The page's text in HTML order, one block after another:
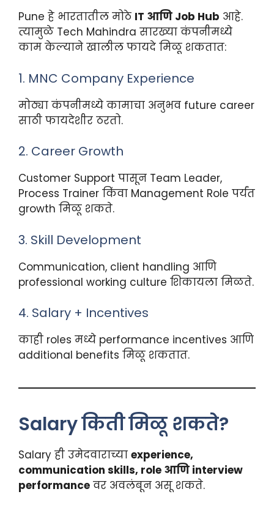
Pune हे भारतातील मोठे IT आणि Job Hub आहे.
त्यामुळे Tech Mahindra सारख्या कंपनीमध्ये
काम केल्याने खालील फायदे मिळू शकतात:
1. MNC Company Experience
मोठ्या कंपनीमध्ये कामाचा अनुभव future career
साठी फायदेशीर ठरतो.
2. Career Growth
Customer Support पासून Team Leader,
Process Trainer किंवा Management Role पर्यंत
growth मिळू शकते.
3. Skill Development
Communication, client handling आणि
professional working culture शिकायला मिळते.
4. Salary + Incentives
काही roles मध्ये performance incentives आणि
additional benefits मिळू शकतात.
Salary किती मिळू शकते?
Salary ही उमेदवाराच्या experience,
communication skills, role आणि interview
performance वर अवलंबून असू शकते.